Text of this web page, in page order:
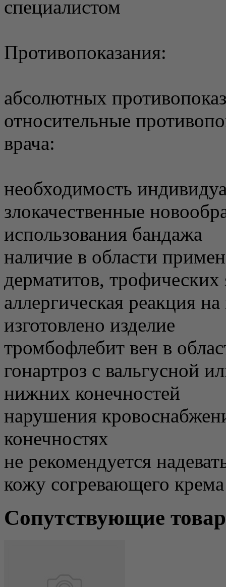
специалистом
Противопоказания:
абсолютных
относительные
врача:
необходимость
злокачественные
использования бандажа
наличие в области
дерматитов,
аллергическая реакция
изготовлено изделие
тромбофлебит вен в
гонартроз с вальгусной
нижних конечностей
нарушения
конечностях
не рекомендуется
кожу согревающего
Сопутствующие